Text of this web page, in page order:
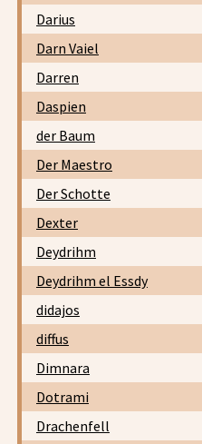
Darius
Darn Vaiel
Darren
Daspien
der Baum
Der Maestro
Der Schotte
Dexter
Deydrihm
Deydrihm el Essdy
didajos
diffus
Dimnara
Dotrami
Drachenfell